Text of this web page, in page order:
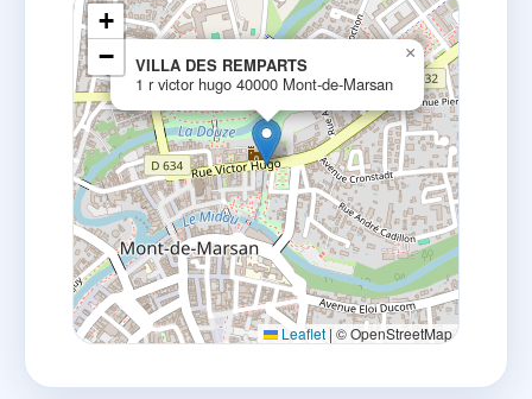
VILLA DES REMPARTS
1 r victor hugo 40000 Mont-de-Marsan
×
+
−
Leaflet | © OpenStreetMap